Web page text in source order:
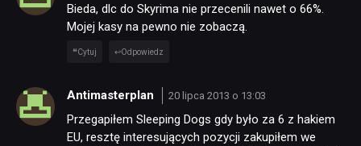
Bieda, dlc do Skyrima nie przecenili nawet o 66%.
Mojej kasy na pewno nie zobaczą.
Cytuj Odpowiedz
Antimasterplan 20 lipca 2013 o 13:03
Przegapiłem Sleeping Dogs gdy było za 6 z hakiem
EU, resztę interesujących pozycji zakupiłem we